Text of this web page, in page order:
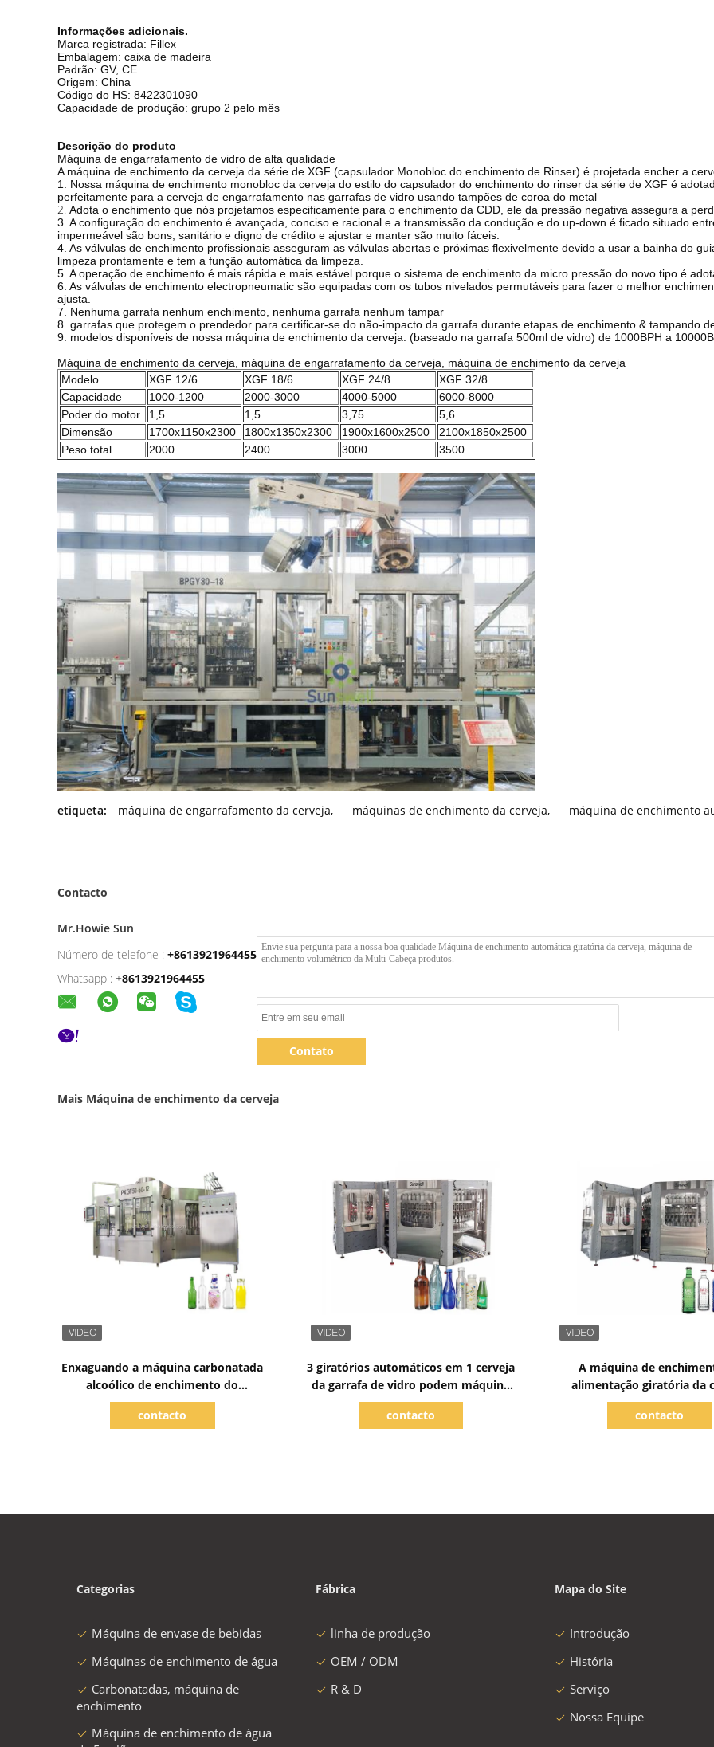
Informações adicionais.
Marca registrada: Fillex
Embalagem: caixa de madeira
Padrão: GV, CE
Origem: China
Código do HS: 8422301090
Capacidade de produção: grupo 2 pelo mês
Descrição do produto
Máquina de engarrafamento de vidro de alta qualidade
A máquina de enchimento da cerveja da série de XGF (capsulador Monobloc do enchimento de Rinser) é projetada encher a
1. Nossa máquina de enchimento monobloc da cerveja do estilo do capsulador do enchimento do rinser da série de XGF é
perfeitamente para a cerveja de engarrafamento nas garrafas de vidro usando tampões de coroa do metal
2. Adota o enchimento que nós projetamos especificamente para o enchimento da CDD, ele da pressão negativa assegura a
3. A configuração do enchimento é avançada, conciso e racional e a transmissão da condução e do up-down é ficado situado
impermeável são bons, sanitário e digno de crédito e ajustar e manter são muito fáceis.
4. As válvulas de enchimento profissionais asseguram as válvulas abertas e próximas flexivelmente devido a usar a bainha do
limpeza prontamente e tem a função automática da limpeza.
5. A operação de enchimento é mais rápida e mais estável porque o sistema de enchimento da micro pressão do novo tipo é
6. As válvulas de enchimento electropneumatic são equipadas com os tubos nivelados permutáveis para fazer o melhor
ajusta.
7. Nenhuma garrafa nenhum enchimento, nenhuma garrafa nenhum tampar
8. garrafas que protegem o prendedor para certificar-se do não-impacto da garrafa durante etapas de enchimento & tampando
9. modelos disponíveis de nossa máquina de enchimento da cerveja: (baseado na garrafa 500ml de vidro) de 1000BPH a
Máquina de enchimento da cerveja, máquina de engarrafamento da cerveja, máquina de enchimento da cerveja
Modelo
XGF 12/6 XGF 18/6 XGF 24/8
XGF 32/8
Capacidade
1000-1200 2000-3000 4000-5000
6000-8000
Poder do motor
1,5 1,5 3,75
5,6
Dimensão
1700x1150x2300 1800x1350x2300 1900x1600x2500
2100x1850x2500
Peso total
2000 2400 3000 3500
etiqueta: máquina de engarrafamento da cerveja, máquinas de enchimento da cerveja, máquina de enchimento
Contacto
Mr.Howie Sun
Número de telefone : +8613921964455
Whatsapp : +8613921964455
Contato
Mais Máquina de enchimento da cerveja
Enxaguando a máquina carbonatada
alcoólico de enchimento do
enchimento de lata da cerveja da
garrafa de vidro
contacto
3 giratórios automáticos em 1 cerveja
da garrafa de vidro podem máquina
de enchimento
contacto
A máquina de
alimentação giratória da
6000BPH, carbonatou o
da bebida
contacto
Categorias
Máquina de envase de bebidas
Máquinas de enchimento de água
Carbonatadas, máquina de
enchimento
Máquina de enchimento de água
Fábrica
linha de produção
OEM / ODM
R & D
Mapa do Site
Introdução
História
Serviço
Nossa Equipe